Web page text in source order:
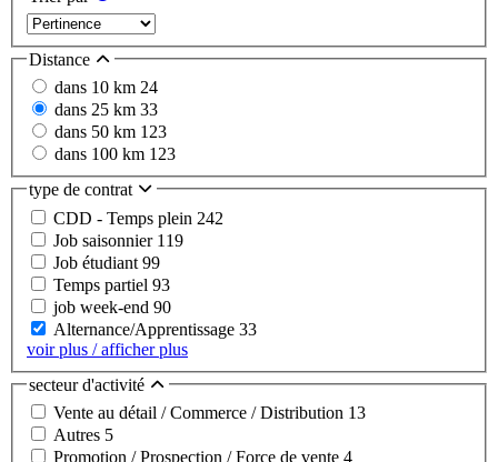
Distance
dans 10 km 24
dans 25 km 33
dans 50 km 123
dans 100 km 123
type de contrat
CDD - Temps plein 242
Job saisonnier 119
Job étudiant 99
Temps partiel 93
job week-end 90
Alternance/Apprentissage 33
voir plus / afficher plus
secteur d'activité
Vente au détail / Commerce / Distribution 13
Autres 5
Promotion / Prospection / Force de vente 4